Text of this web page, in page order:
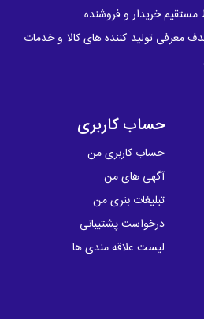
مستقیم خریدار و فروشنده
در سال 1398 با هدف معرفی تولید کننده های کالا و خدمات
حساب کاربری
حساب کاربری من
آگهی های من
تبلیغات بنری من
درخواست پشتیبانی
لیست علاقه مندی ها